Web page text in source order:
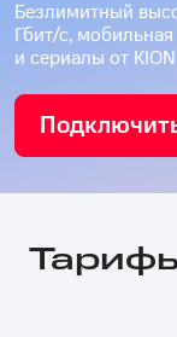
Безлимитный
Гбит/с,
и сериалы от KION